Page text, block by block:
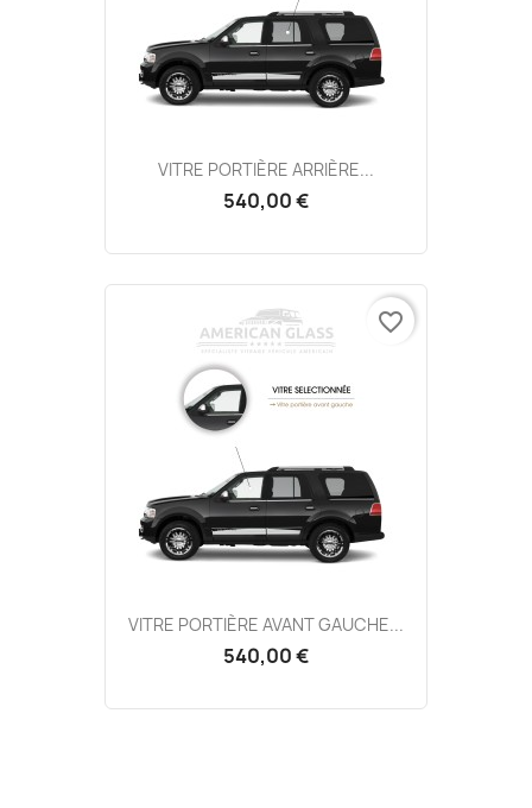
VITRE PORTIÈRE ARRIÈRE...
540,00 €
VITRE PORTIÈRE AVANT GAUCHE...
540,00 €
favorite_border